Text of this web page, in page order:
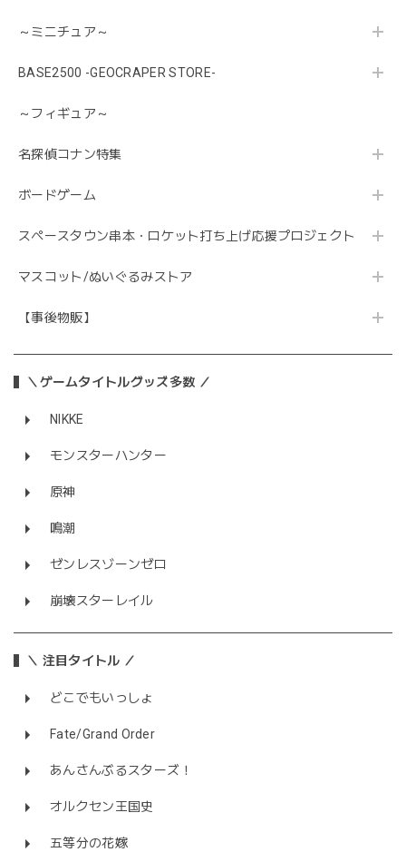
～ミニチュア～
BASE2500 -GEOCRAPER STORE-
～フィギュア～
名探偵コナン特集
ボードゲーム
スペースタウン串本・ロケット打ち上げ応援プロジェクト
マスコット/ぬいぐるみストア
【事後物販】
＼ゲームタイトルグッズ多数 ／
NIKKE
モンスターハンター
原神
鳴潮
ゼンレスゾーンゼロ
崩壊スターレイル
＼ 注目タイトル ／
どこでもいっしょ
Fate/Grand Order
あんさんぶるスターズ！
オルクセン王国史
五等分の花嫁